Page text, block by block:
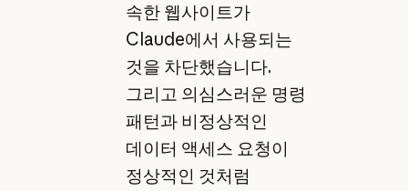
속한 웹사이트가
Claude에서 사용되는
것을 차단했습니다.
그리고 의심스러운 명령
패턴과 비정상적인
데이터 액세스 요청이
정상적인 것처럼